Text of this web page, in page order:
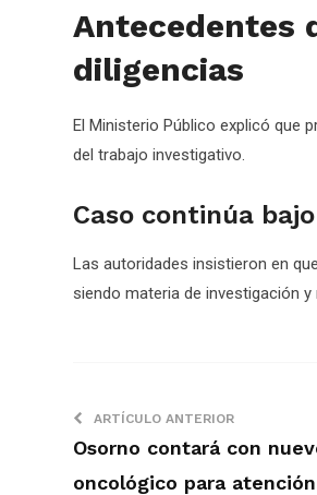
Antecedentes
diligencias
El Ministerio Público explicó que
del trabajo investigativo.
Caso continúa
Las autoridades insistieron en
siendo materia de investigación
ARTÍCULO ANTERIOR
Osorno contará con
oncológico para